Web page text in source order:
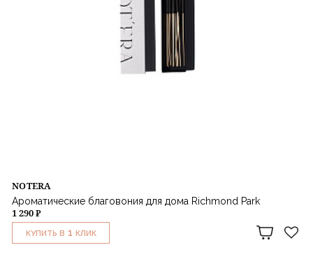
NOTERA
Ароматические благовония для дома Richmond Park
1 290 ₽
КУПИТЬ В 1 КЛИК